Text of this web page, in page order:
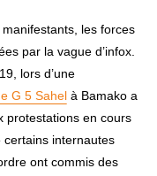
les forces
par la vague d’infox.
lors d’une
G 5 Sahelà Bamako a
protestations en cours
certains internautes
ont commis des